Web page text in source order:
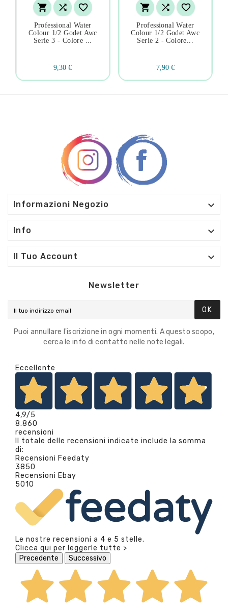
  
Professional Water
Colour 1/2 Godet Awc
Serie 3 - Colore ...
9,30 €
  
Professional Water
Colour 1/2 Godet Awc
Serie 2 - Colore...
7,90 €
Informazioni Negozio 
Info 
Il Tuo Account 
Newsletter
OK
Puoi annullare l'iscrizione in ogni momenti. A questo scopo,
cerca le info di contatto nelle note legali.
Eccellente
4,9/5
8.860
recensioni
Il totale delle recensioni indicate include la somma
di:
Recensioni Feedaty
3850
Recensioni Ebay
5010
Le nostre recensioni a 4 e 5 stelle.
Clicca qui per leggerle tutte >
Precedente
Successivo